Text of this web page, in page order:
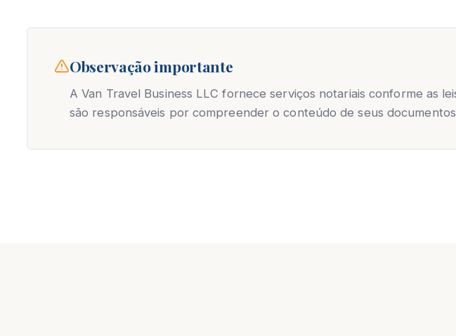
Observação importante
A Van Travel Business LLC fornece serviços notariais conforme as
são responsáveis por compreender o conteúdo de seus